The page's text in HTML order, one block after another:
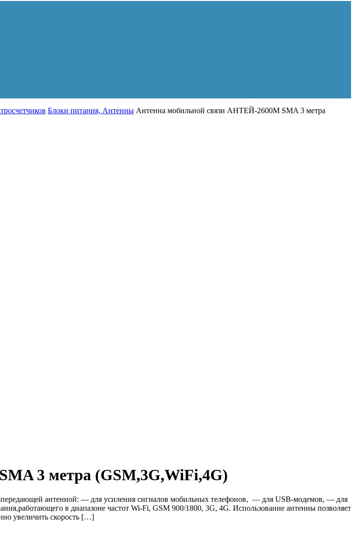
Блоки питания, Антенны Антенна мобильной связи АНТЕЙ-2600M SMA 3 метра
3 метра (GSM,3G,WiFi,4G)
антенной: — для усиления сигналов мобильных телефонов, — для USB-модемов, — для
в диапазоне частот Wi-Fi, GSM 900/1800, 3G, 4G. Использование антенны позволяет
увеличить скорость […]